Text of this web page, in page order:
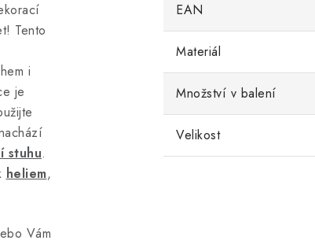
Tento
i
je
stuhu.
heliem,
Vám
EAN
Materiál
Množství v balení
Velikost